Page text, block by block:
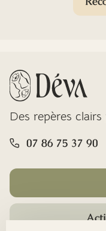
Des repères
07 86 75 37 90